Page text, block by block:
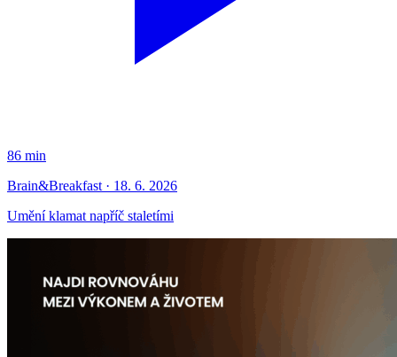
86 min
Brain&Breakfast · 18. 6. 2026
Umění klamat napříč staletími